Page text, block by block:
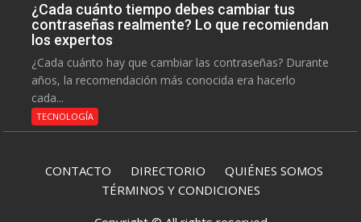
¿Cada cuánto tiempo debes cambiar tus
contraseñas realmente? Lo que recomiendan
los expertos
¿Cada cuánto hay que cambiar las contraseñas? Durante
años, la recomendación más conocida era hacerlo
cada...
TECNOLOGÍA
CONTACTO DIRECTORIO QUIÉNES SOMOS
TÉRMINOS Y CONDICIONES